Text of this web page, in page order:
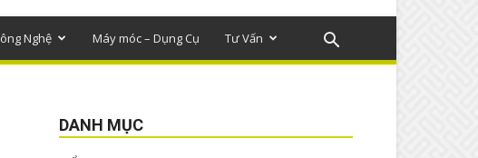
Nghệ Máy móc – Dụng Cụ Tư Vấn
DANH MỤC